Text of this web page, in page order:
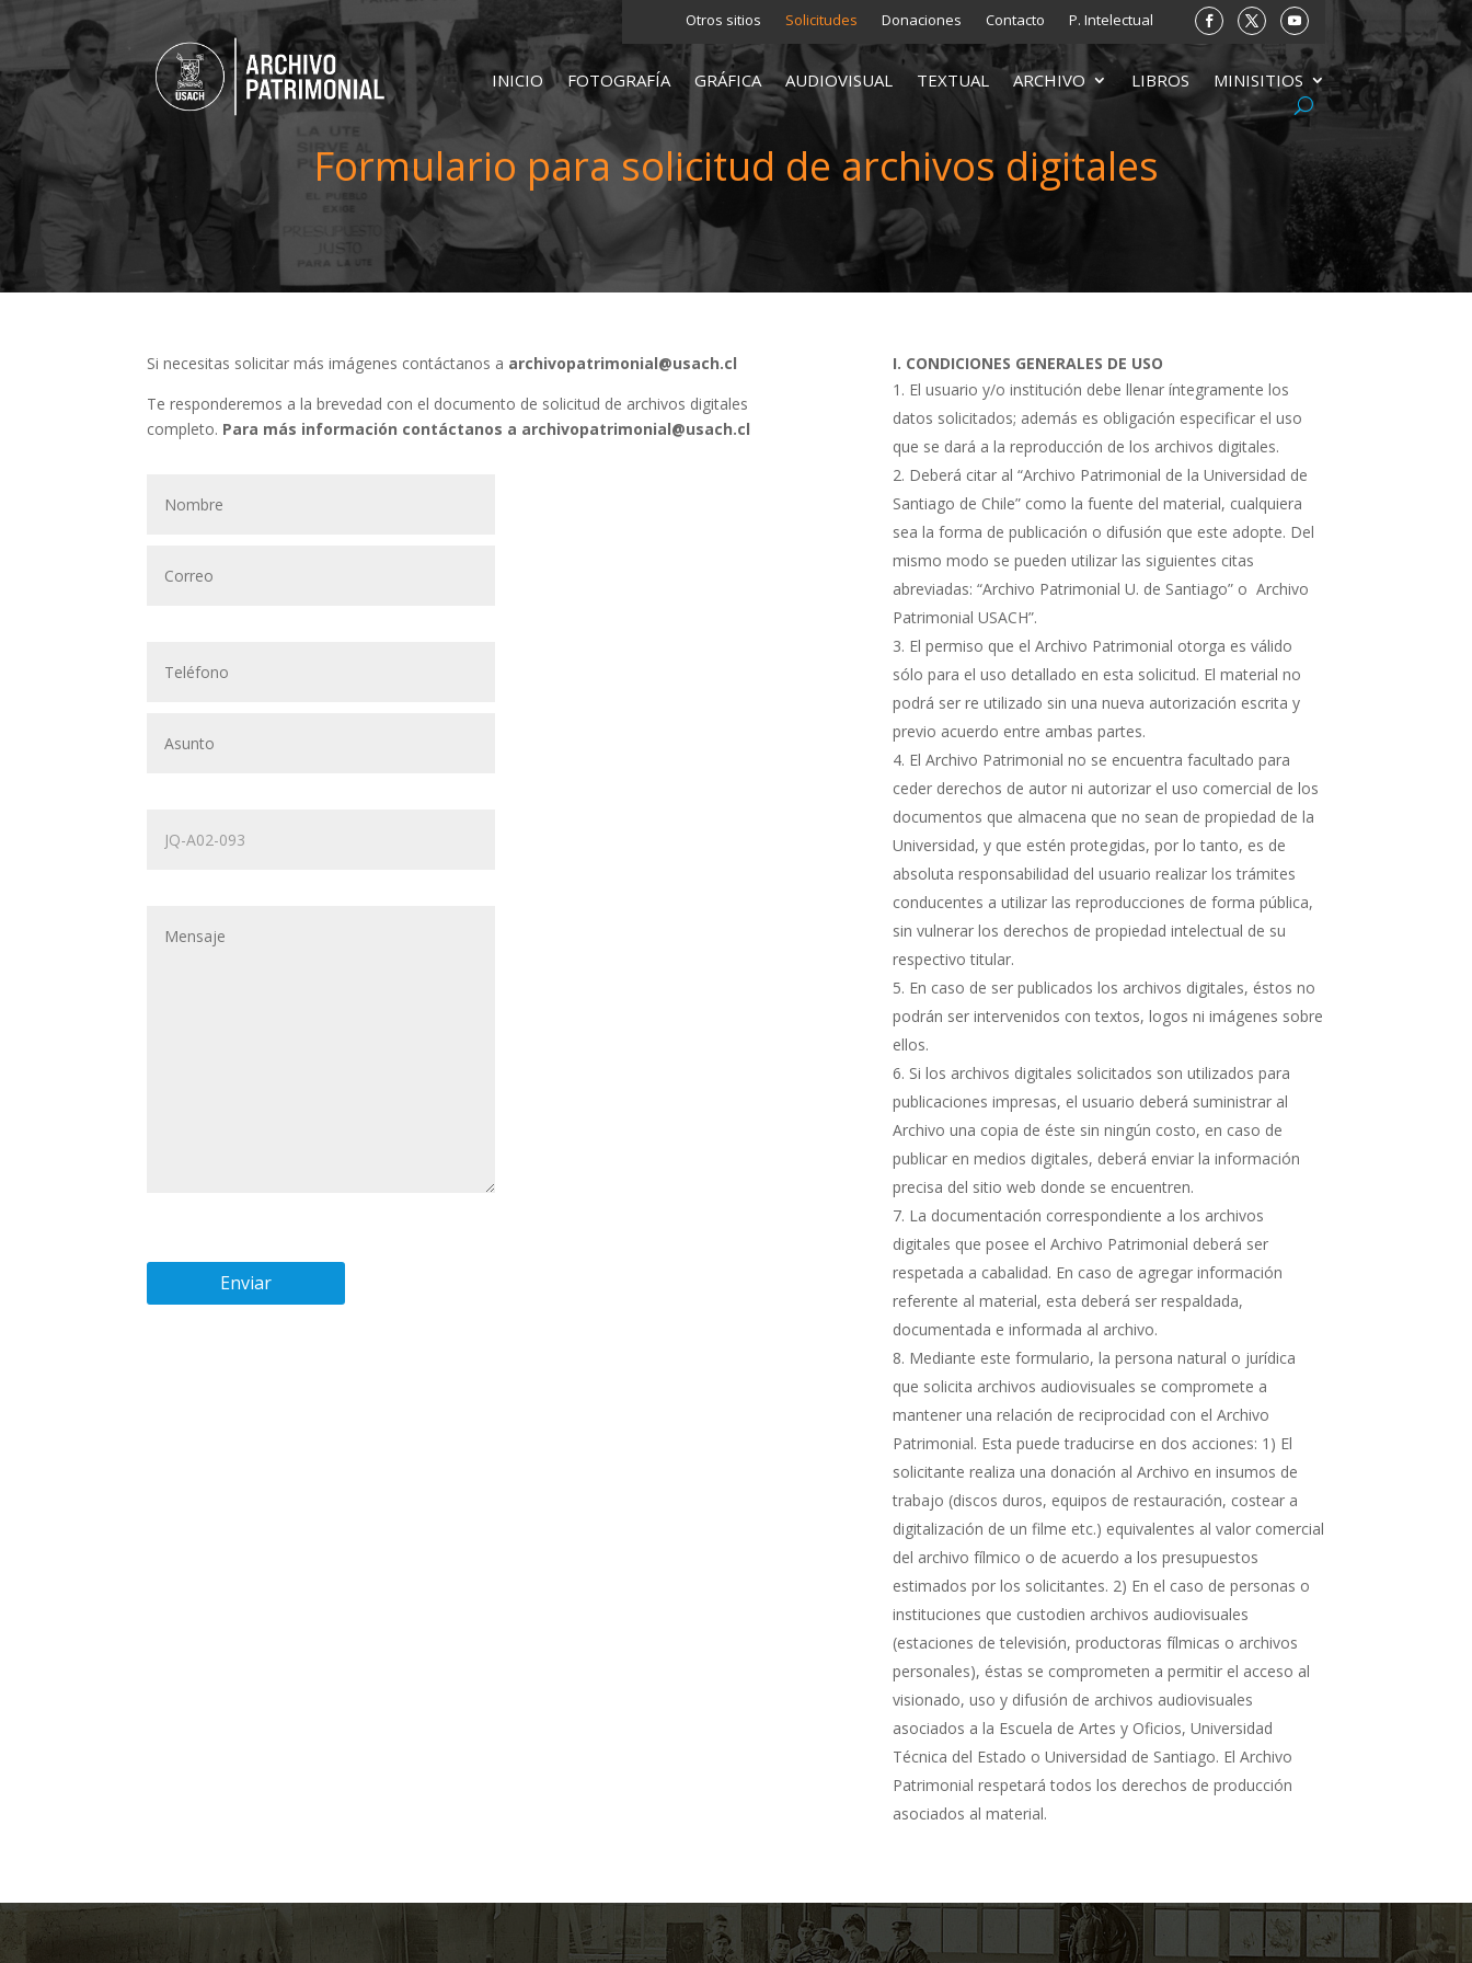
Otros sitios Solicitudes Donaciones Contacto P. Intelectual
INICIO FOTOGRAFÍA GRÁFICA AUDIOVISUAL TEXTUAL ARCHIVO LIBROS MINISITIOS
Formulario para solicitud de archivos digitales
Si necesitas solicitar más imágenes contáctanos a archivopatrimonial@usach.cl
Te responderemos a la brevedad con el documento de solicitud de archivos digitales
completo. Para más información contáctanos a archivopatrimonial@usach.cl
I. CONDICIONES GENERALES DE USO
El usuario y/o institución debe llenar íntegramente los
datos solicitados; además es obligación especificar el uso
que se dará a la reproducción de los archivos digitales.
Deberá citar al “Archivo Patrimonial de la Universidad de
Santiago de Chile” como la fuente del material, cualquiera
sea la forma de publicación o difusión que este adopte. Del
mismo modo se pueden utilizar las siguientes citas
abreviadas: “Archivo Patrimonial U. de Santiago” o Archivo
Patrimonial USACH”.
El permiso que el Archivo Patrimonial otorga es válido
sólo para el uso detallado en esta solicitud. El material no
podrá ser re utilizado sin una nueva autorización escrita y
previo acuerdo entre ambas partes.
El Archivo Patrimonial no se encuentra facultado para
ceder derechos de autor ni autorizar el uso comercial de los
documentos que almacena que no sean de propiedad de la
Universidad, y que estén protegidas, por lo tanto, es de
absoluta responsabilidad del usuario realizar los trámites
conducentes a utilizar las reproducciones de forma pública,
sin vulnerar los derechos de propiedad intelectual de su
respectivo titular.
En caso de ser publicados los archivos digitales, éstos no
podrán ser intervenidos con textos, logos ni imágenes sobre
ellos.
Si los archivos digitales solicitados son utilizados para
publicaciones impresas, el usuario deberá suministrar al
Archivo una copia de éste sin ningún costo, en caso de
publicar en medios digitales, deberá enviar la información
precisa del sitio web donde se encuentren.
La documentación correspondiente a los archivos
digitales que posee el Archivo Patrimonial deberá ser
respetada a cabalidad. En caso de agregar información
referente al material, esta deberá ser respaldada,
documentada e informada al archivo.
Mediante este formulario, la persona natural o jurídica
que solicita archivos audiovisuales se compromete a
mantener una relación de reciprocidad con el Archivo
Patrimonial. Esta puede traducirse en dos acciones: 1) El
solicitante realiza una donación al Archivo en insumos de
trabajo (discos duros, equipos de restauración, costear a
digitalización de un filme etc.) equivalentes al valor comercial
del archivo fílmico o de acuerdo a los presupuestos
estimados por los solicitantes. 2) En el caso de personas o
instituciones que custodien archivos audiovisuales
(estaciones de televisión, productoras fílmicas o archivos
personales), éstas se comprometen a permitir el acceso al
visionado, uso y difusión de archivos audiovisuales
asociados a la Escuela de Artes y Oficios, Universidad
Técnica del Estado o Universidad de Santiago. El Archivo
Patrimonial respetará todos los derechos de producción
asociados al material.